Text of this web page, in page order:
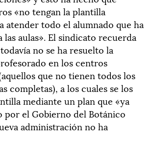
«no tengan la plantilla
atender todo el alumnado que ha
aulas». El sindicato recuerda
no se ha resuelto la
en los centros
que no tienen todos los
completas), a los cuales se los
mediante un plan que «ya
por el Gobierno del Botánico
administración no ha